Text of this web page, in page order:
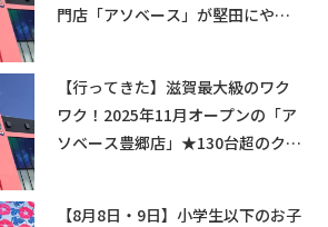
門店「アソベース」が堅田にやっ
【行ってきた】滋賀最大級のワク
ワク！2025年11月オープンの「ア
ソベース豊郷店」★130台超のクレ
【8月8日・9日】小学生以下のお子